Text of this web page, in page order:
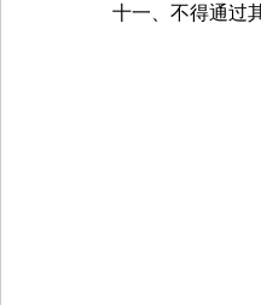
十一、不得通过其